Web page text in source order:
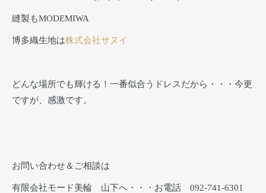
縫製もMODEMIWA
博多織生地は株式会社サヌイ
どんな場所でも輝ける！一番似合うドレスだから・・・今更
ですが、感激です。
お問い合わせ＆ご相談は
有限会社モード美輪 山下へ・・・お電話 092-741-6301